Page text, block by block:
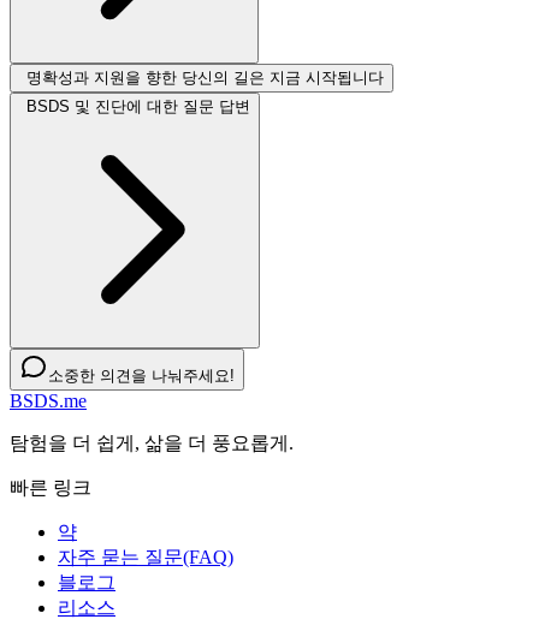
명확성과 지원을 향한 당신의 길은 지금 시작됩니다
BSDS 및 진단에 대한 질문 답변
소중한 의견을 나눠주세요!
BSDS.me
탐험을 더 쉽게, 삶을 더 풍요롭게.
빠른 링크
약
자주 묻는 질문(FAQ)
블로그
리소스